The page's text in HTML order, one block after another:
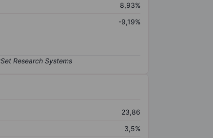
8,93%
-9,19%
23,86
3,5%